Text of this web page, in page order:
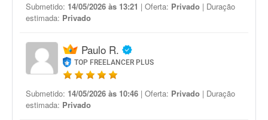
Submetido: 14/05/2026 às 13:21 | Oferta: Privado | Duração
estimada: Privado
Paulo R.
TOP FREELANCER PLUS
Submetido: 14/05/2026 às 10:46 | Oferta: Privado | Duração
estimada: Privado